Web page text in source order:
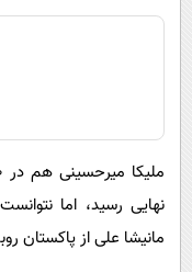
نهایی رسید، اما
مانیشا علی از پاکستان